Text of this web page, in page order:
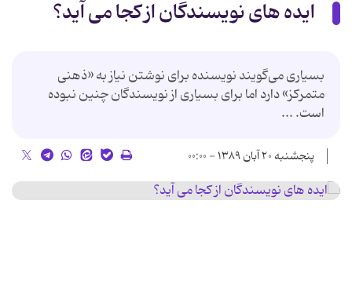
ایده های نویسندگان از کجا می آید؟
بسیاری می‌گویند نویسنده برای نوشتن نیاز به «ذهنی
متمرکز» دارد اما برای بسیاری از نویسندگان چنین نبوده
است. ...
پنجشنبه ۲۰ آبان ۱۳۸۹ - ۰۰:۰۰